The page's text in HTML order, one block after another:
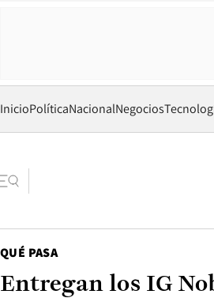
InicioPolíticaNacionalNegocios
QUÉ PASA
Entregan los IG